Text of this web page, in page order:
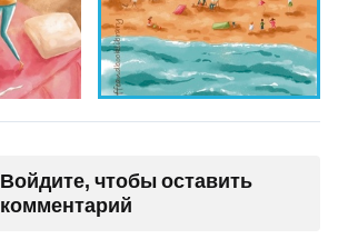
Войдите, чтобы оставить
комментарий